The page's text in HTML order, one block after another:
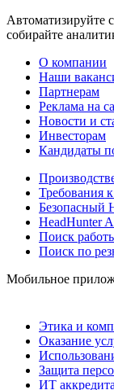
Автоматизируйте
собирайте
О компании
Наши
Партнерам
Реклама на
Новости и
Инвесторам
Кандидаты
Требования
Безопасный
HeadHunter
Поиск
Поиск по
Мобильное
Этика и
Оказание
Защита
ИТ